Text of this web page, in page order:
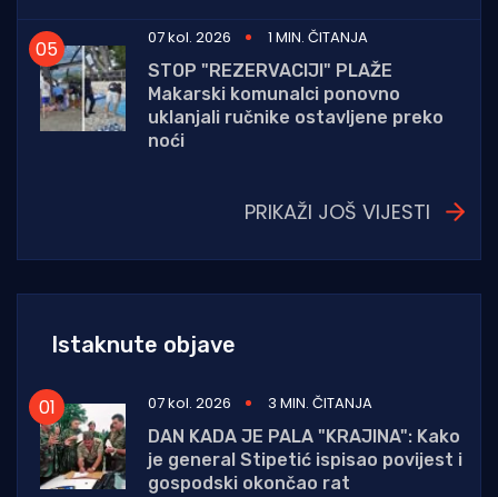
07 kol. 2026
1 MIN. ČITANJA
STOP "REZERVACIJI" PLAŽE
Makarski komunalci ponovno
uklanjali ručnike ostavljene preko
noći
PRIKAŽI JOŠ VIJESTI
Istaknute objave
07 kol. 2026
3 MIN. ČITANJA
DAN KADA JE PALA "KRAJINA": Kako
je general Stipetić ispisao povijest i
gospodski okončao rat